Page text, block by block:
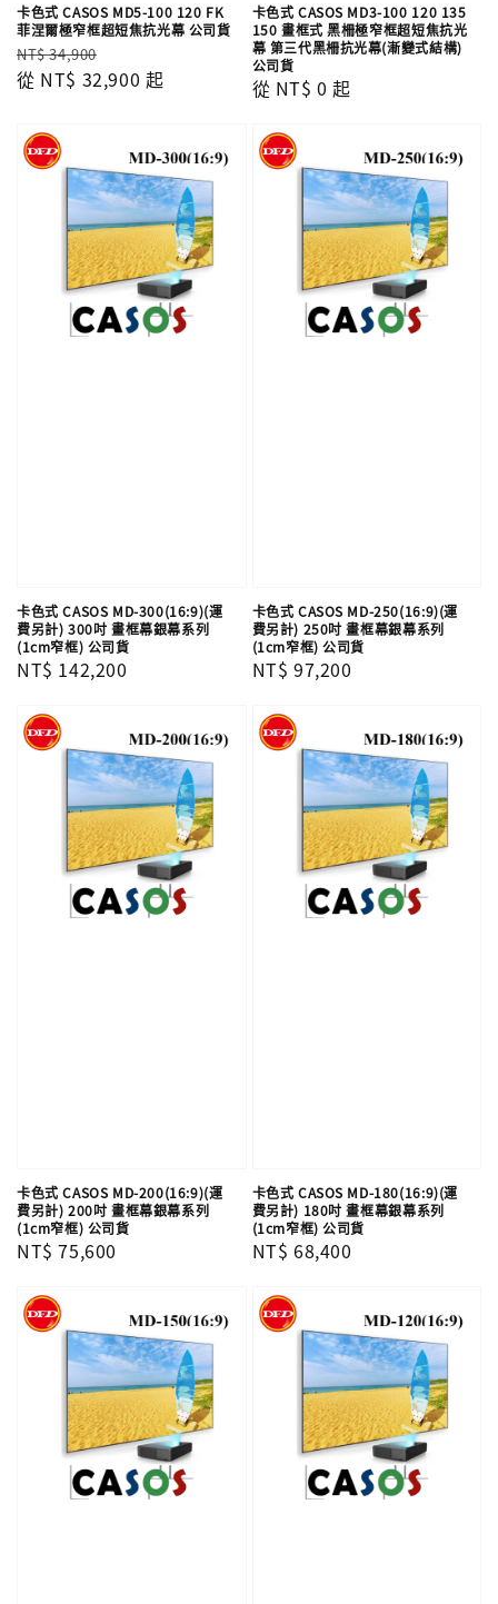
卡色式 CASOS MD5-100 120 FK
菲涅爾極窄框超短焦抗光幕 公司貨
Regular
price
NT$ 34,900
price
從 NT$ 32,900 起
卡色式 CASOS MD3-100 120 135
150 畫框式 黑柵極窄框超短焦抗光
幕 第三代黑柵抗光幕(漸變式結構)
公司貨
Regular
從 NT$ 0 起
卡色式 CASOS MD-300(16:9)(運
費另計) 300吋 畫框幕銀幕系列
(1cm窄框) 公司貨
Regular
NT$ 142,200
卡色式 CASOS MD-250(16:9)(運
費另計) 250吋 畫框幕銀幕系列
(1cm窄框) 公司貨
Regular
NT$ 97,200
卡色式 CASOS MD-200(16:9)(運
費另計) 200吋 畫框幕銀幕系列
(1cm窄框) 公司貨
Regular
NT$ 75,600
卡色式 CASOS MD-180(16:9)(運
費另計) 180吋 畫框幕銀幕系列
(1cm窄框) 公司貨
Regular
NT$ 68,400